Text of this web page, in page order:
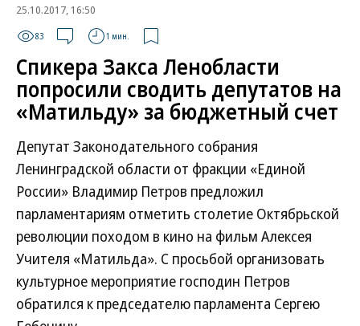
25.10.2017, 16:50
83 1 мин.
Спикера Закса Ленобласти
попросили сводить депутатов на
«Матильду» за бюджетный счет
Депутат Законодательного собрания
Ленинградской области от фракции «Единой
России» Владимир Петров предложил
парламентариям отметить столетие Октябрьской
революции походом в кино на фильм Алексея
Учителя «Матильда». С просьбой организовать
культурное мероприятие господин Петров
обратился к председателю парламента Сергею